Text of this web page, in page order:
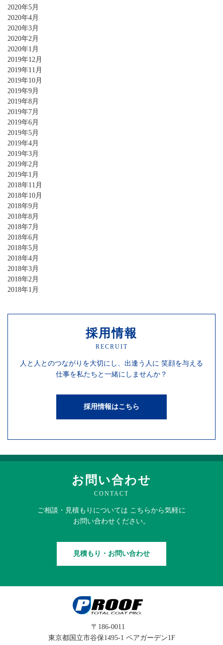
2020年5月
2020年4月
2020年3月
2020年2月
2020年1月
2019年12月
2019年11月
2019年10月
2019年9月
2019年8月
2019年7月
2019年6月
2019年5月
2019年4月
2019年3月
2019年2月
2019年1月
2018年11月
2018年10月
2018年9月
2018年8月
2018年7月
2018年6月
2018年5月
2018年4月
2018年3月
2018年2月
2018年1月
採用情報
RECRUIT
人と人とのつながりを大切にし、 出逢う人に 笑顔を与える
仕事を私たちと一緒にしませんか？
採用情報はこちら
お問い合わせ
CONTACT
ご相談・見積もりについては こちらから気軽に
お問い合わせください。
見積もり・お問い合わせ
〒186-0011
東京都国立市谷保1495-1 ペアガーデン1F